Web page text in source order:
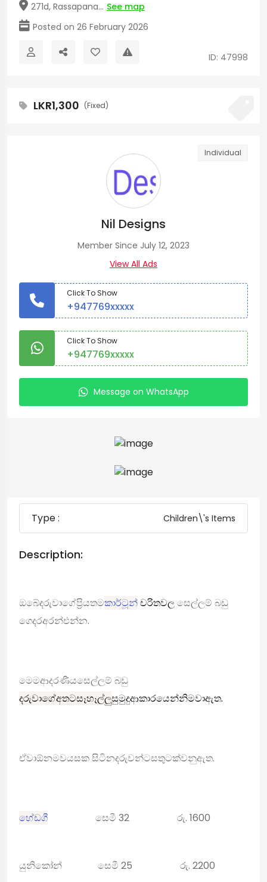
271d, Rassapana... See map
Posted on 26 February 2026
ID: 47998
LKR1,300 (Fixed)
Individual
Nil Designs
Member Since July 12, 2023
View All Ads
Click To Show
+947769xxxxx
Click To Show
+947769xxxxx
Message on WhatsApp
Type : Children\'s Items
Description:
ඔබේදරුවාගේප්‍රියතමකාර්ටූන්චරිතවලසෙල්ලම් බඩු
ගෙදරඅරන්එන්න.
මෙමආදරණීයසෙල්ලම් බඩු
දරුවාගේඅතටසෑහෑල්ලුසුමුදුආකාරයෙන්නිමවාඇත.
ඒවාඕනමවයසක සිටිනදරුවන්ටසතුටක්වනුඇත.
හේඩගී සෙමී 32 රු. 1600
යුනිකෝන් සෙමී 25 රු. 2200